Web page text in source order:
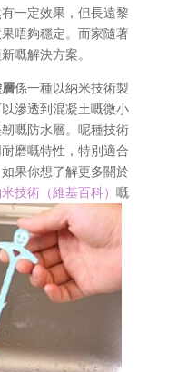
一定效果，但長遠黎
唔夠穩定。而家隨著
嘅解決方案。
係一種以納米技術製
滲透到混凝土嘅微小
嘅防水層。呢種技術
磨嘅特性，特別適合
果你想了解更多關於
技術（維基百科） 嘅